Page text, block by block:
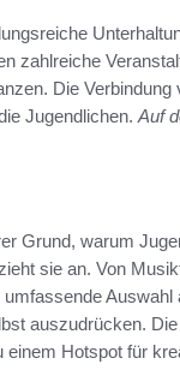
zahlreiche
Die
Jugendlichen. Auf
Grund, warum
sie an. Von
auszudrücken.
Hotspot für